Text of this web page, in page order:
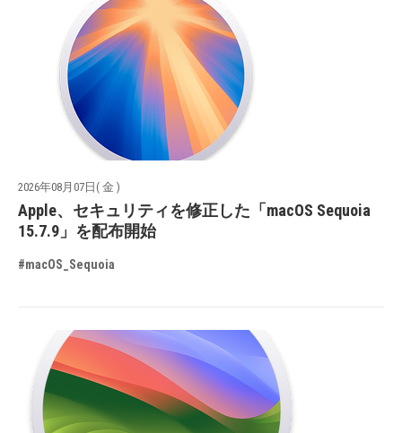
2026年08月07日( 金 )
Apple、セキュリティを修正した「macOS Sequoia
15.7.9」を配布開始
#macOS_Sequoia